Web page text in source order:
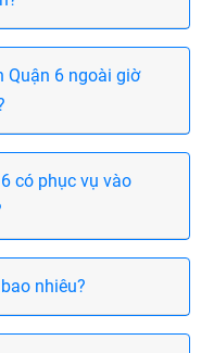
Quận 6 ngoài giờ
có phục vụ vào
nhiêu?